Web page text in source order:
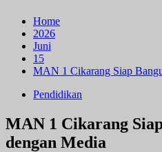
Home
2026
Juni
15
MAN 1 Cikarang Siap
Pendidikan
MAN 1 Cikarang
dengan Media